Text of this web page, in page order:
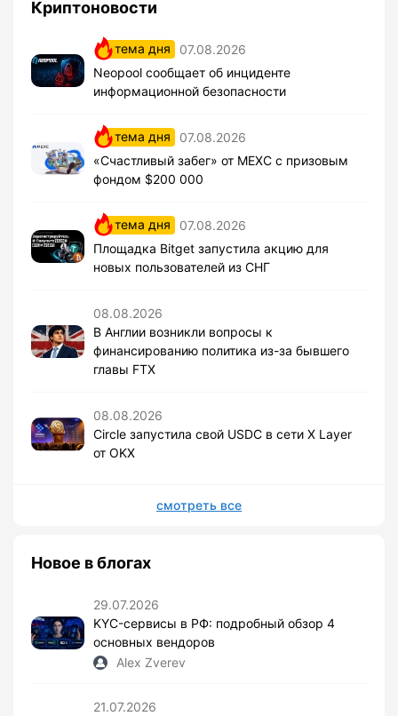
Криптоновости
тема дня
07.08.2026
Neopool сообщает об инциденте
информационной безопасности
тема дня
07.08.2026
«Счастливый забег» от MEXC с призовым
фондом $200 000
тема дня
07.08.2026
Площадка Bitget запустила акцию для
новых пользователей из СНГ
08.08.2026
В Англии возникли вопросы к
финансированию политика из-за бывшего
главы FTX
08.08.2026
Circle запустила свой USDC в сети X Layer
от OKX
смотреть все
Новое в блогах
29.07.2026
KYC-сервисы в РФ: подробный обзор 4
основных вендоров
Alex Zverev
21.07.2026